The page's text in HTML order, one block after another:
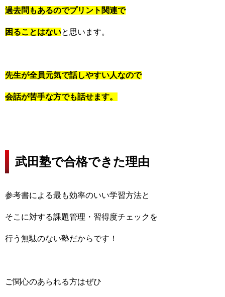
過去問もあるのでプリント関連で
困ることはないと思います。
先生が全員元気で話しやすい人なので
会話が苦手な方でも話せます。
武田塾で合格できた理由
参考書による最も効率のいい学習方法と
そこに対する課題管理・習得度チェックを
行う無駄のない塾だからです！
ご関心のあられる方はぜひ